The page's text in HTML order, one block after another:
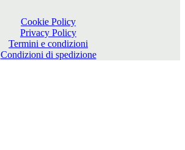
Cookie Policy
Privacy Policy
Termini e condizioni
Condizioni di spedizione